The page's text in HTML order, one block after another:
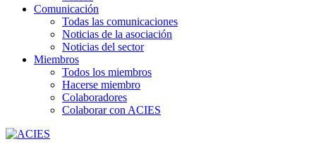
Comunicación
Todas las comunicaciones
Noticias de la asociación
Noticias del sector
Miembros
Todos los miembros
Hacerse miembro
Colaboradores
Colaborar con ACIES